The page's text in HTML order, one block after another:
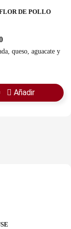
DE POLLO
queso, aguacate y
Añadir